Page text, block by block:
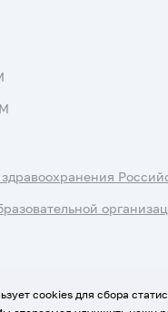
cookies для сбора